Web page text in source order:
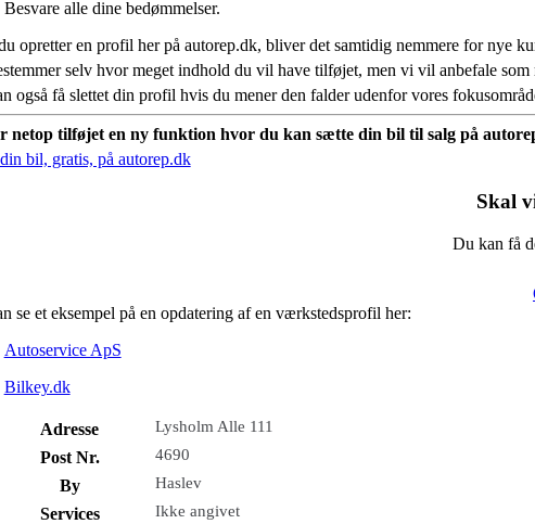
Besvare alle dine bedømmelser.
opretter en profil her på autorep.dk, bliver det samtidig nemmere for nye
selv hvor meget indhold du vil have tilføjet, men vi vil anbefale
også få slettet din profil hvis du mener den falder udenfor vores
netop tilføjet en ny funktion hvor du kan sætte din bil til salg på
bil, gratis, på autorep.dk
Skal
Du kan få
se et eksempel på en opdatering af en værkstedsprofil her:
Autoservice ApS
Bilkey.dk
Adresse Lysholm Alle 111
Post Nr. 4690
By Haslev
Services Ikke angivet